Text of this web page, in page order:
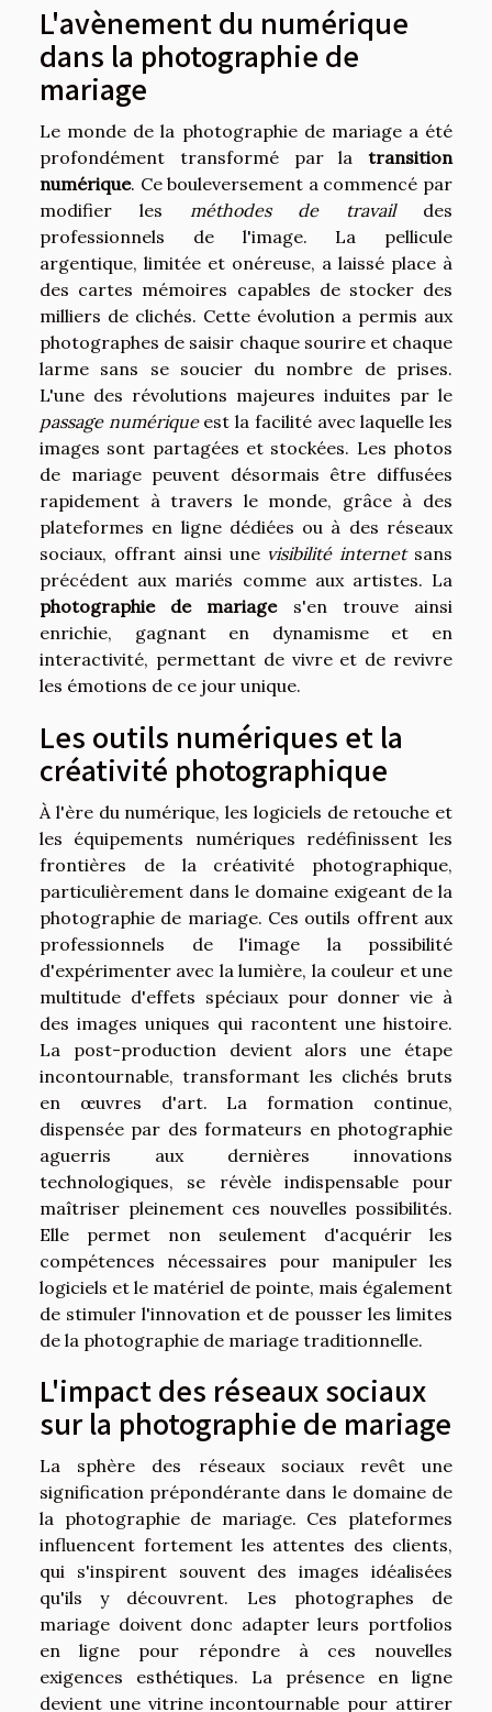
L'avènement du numérique
dans la photographie de
mariage
Le monde de la photographie de mariage a été
profondément transformé par la transition
numérique. Ce bouleversement a commencé par
modifier les
méthodes de travaildes
professionnels de l'image. La pellicule
argentique, limitée et onéreuse, a laissé place à
des cartes mémoires capables de stocker des
milliers de clichés. Cette évolution a permis aux
photographes de saisir chaque sourire et chaque
larme sans se soucier du nombre de prises.
L'une des révolutions majeures induites par le
passage numériqueest la facilité avec laquelle les
images sont partagées et stockées. Les photos
de mariage peuvent désormais être diffusées
rapidement à travers le monde, grâce à des
plateformes en ligne dédiées ou à des réseaux
sociaux, offrant ainsi une visibilité internetsans
précédent aux mariés comme aux artistes. La
photographie de mariages'en trouve ainsi
enrichie, gagnant en dynamisme et en
interactivité, permettant de vivre et de revivre
les émotions de ce jour unique.
Les outils numériques et la
créativité photographique
À l'ère du numérique, les logiciels de retouche et
les équipements numériques redéfinissent les
frontières de la créativité photographique,
particulièrement dans le domaine exigeant de la
photographie de mariage. Ces outils offrent aux
professionnels de l'image la possibilité
d'expérimenter avec la lumière, la couleur et une
multitude d'effets spéciaux pour donner vie à
des images uniques qui racontent une histoire.
La post-production devient alors une étape
incontournable, transformant les clichés bruts
en œuvres d'art. La formation continue,
dispensée par des formateurs en photographie
aguerris aux dernières innovations
technologiques, se révèle indispensable pour
maîtriser pleinement ces nouvelles possibilités.
Elle permet non seulement d'acquérir les
compétences nécessaires pour manipuler les
logiciels et le matériel de pointe, mais également
de stimuler l'innovation et de pousser les limites
de la photographie de mariage traditionnelle.
L'impact des réseaux sociaux
sur la photographie de mariage
La sphère des réseaux sociaux revêt une
signification prépondérante dans le domaine de
la photographie de mariage. Ces plateformes
influencent fortement les attentes des clients,
qui s'inspirent souvent des images idéalisées
qu'ils y découvrent. Les photographes de
mariage doivent donc adapter leurs portfolios
en ligne pour répondre à ces nouvelles
exigences esthétiques. La présence en ligne
devient une vitrine incontournable pour attirer